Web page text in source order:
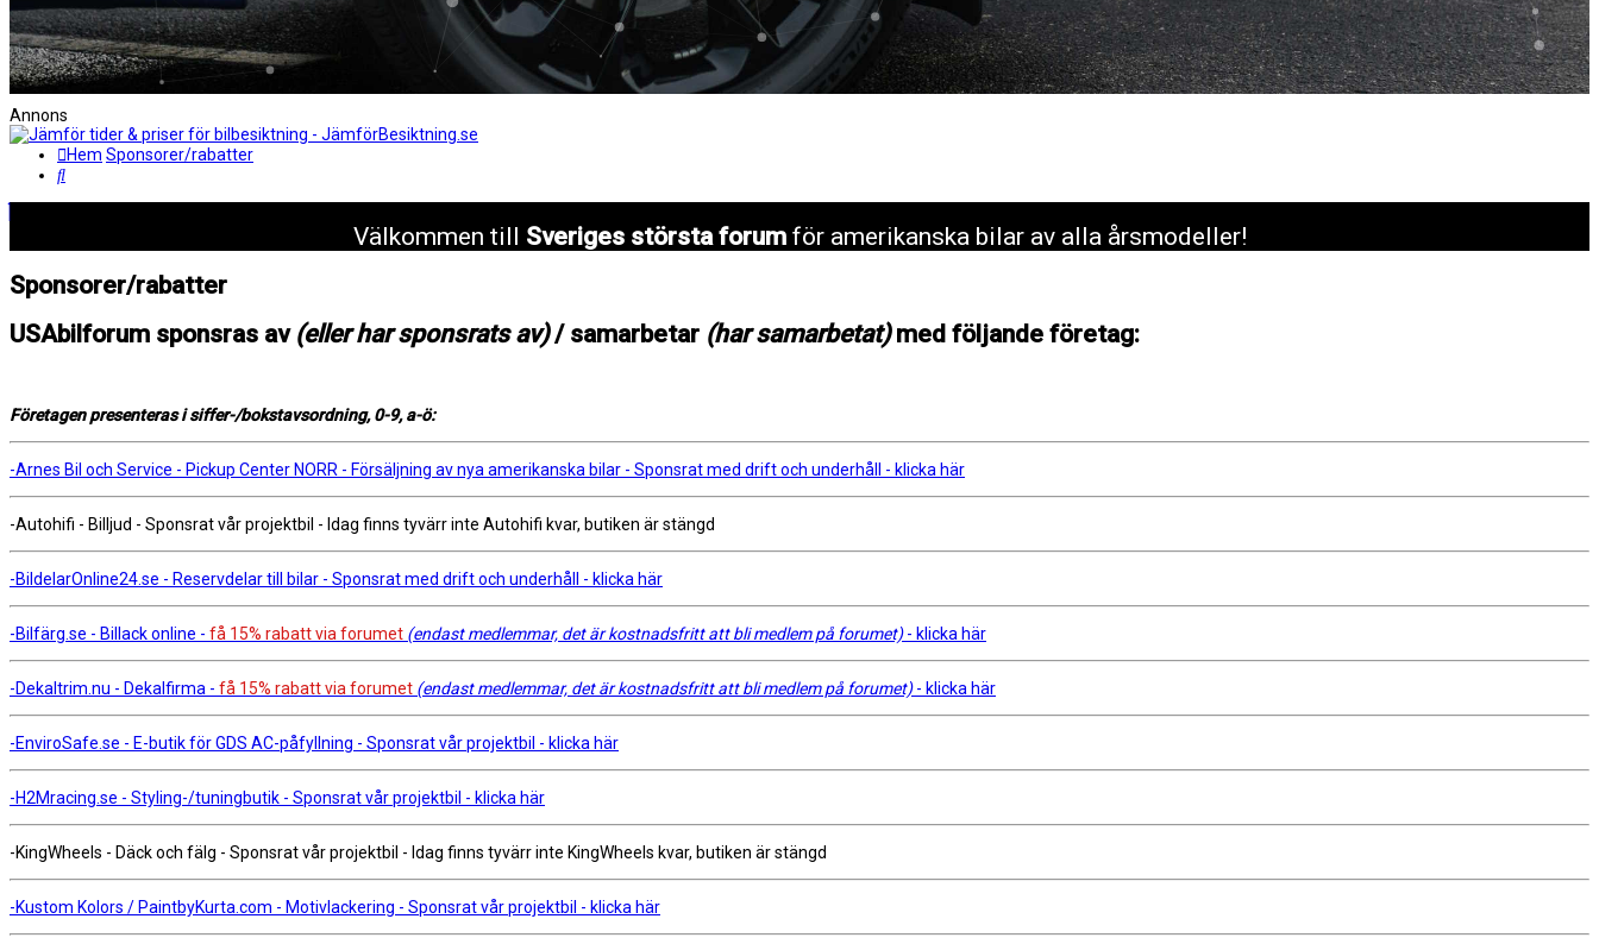
Annons
Hem Sponsorer/rabatter
Sök
Välkommen till Sveriges största forumför amerikanska bilar av alla årsmodeller!
Sponsorer/rabatter
USAbilforum sponsras av (eller har sponsrats av)/ samarbetar (har samarbetat)med följande företag:
Företagen presenteras i siffer-/bokstavsordning, 0-9, a-ö:
-Arnes Bil och Service - Pickup Center NORR - Försäljning av nya amerikanska bilar - Sponsrat med drift och underhåll - klicka här
-Autohifi - Billjud - Sponsrat vår projektbil - Idag finns tyvärr inte Autohifi kvar, butiken är stängd
-BildelarOnline24.se - Reservdelar till bilar - Sponsrat med drift och underhåll - klicka här
-Bilfärg.se - Billack online - få 15% rabatt via forumet (endast medlemmar, det är kostnadsfritt att bli medlem på forumet)- klicka här
-Dekaltrim.nu - Dekalfirma - få 15% rabatt via forumet (endast medlemmar, det är kostnadsfritt att bli medlem på forumet)- klicka här
-EnviroSafe.se - E-butik för GDS AC-påfyllning - Sponsrat vår projektbil - klicka här
-H2Mracing.se - Styling-/tuningbutik - Sponsrat vår projektbil - klicka här
-KingWheels - Däck och fälg - Sponsrat vår projektbil - Idag finns tyvärr inte KingWheels kvar, butiken är stängd
-Kustom Kolors / PaintbyKurta.com - Motivlackering - Sponsrat vår projektbil - klicka här